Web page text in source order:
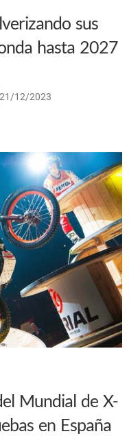
sus
hasta 2027
21/12/2023
Mundial de X-
en España